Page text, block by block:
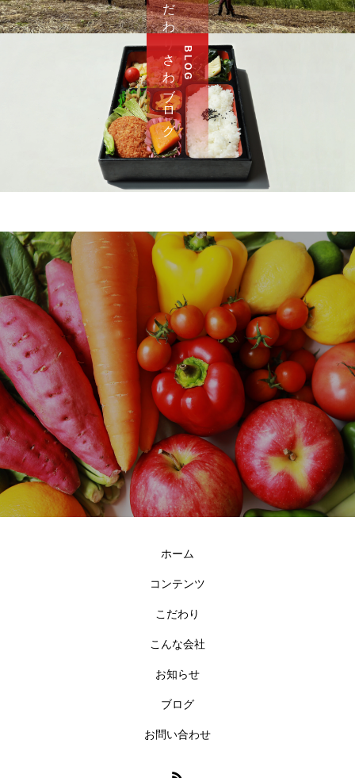
B L O G
さ わ ブ ロ グ
ホーム
コンテンツ
こだわり
こんな会社
お知らせ
ブログ
お問い合わせ